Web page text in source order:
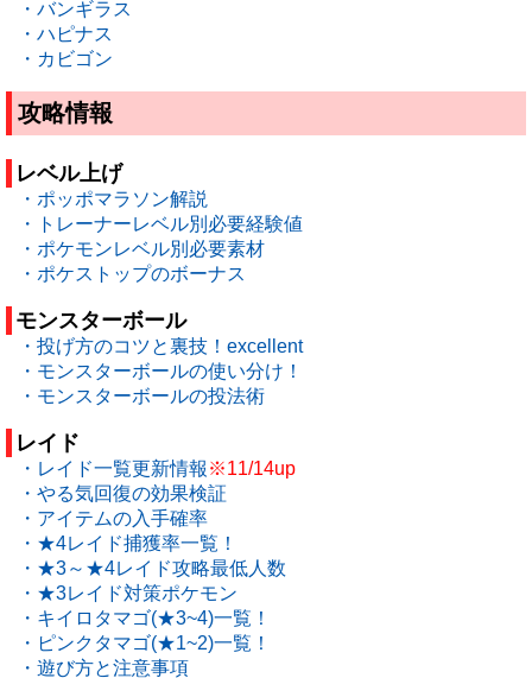
・バンギラス
・ハピナス
・カビゴン
攻略情報
レベル上げ
・ポッポマラソン解説
・トレーナーレベル別必要経験値
・ポケモンレベル別必要素材
・ポケストップのボーナス
モンスターボール
・投げ方のコツと裏技！excellent
・モンスターボールの使い分け！
・モンスターボールの投法術
レイド
・レイド一覧更新情報 ※11/14up
・やる気回復の効果検証
・アイテムの入手確率
・★4レイド捕獲率一覧！
・★3～★4レイド攻略最低人数
・★3レイド対策ポケモン
・キイロタマゴ(★3~4)一覧！
・ピンクタマゴ(★1~2)一覧！
・遊び方と注意事項